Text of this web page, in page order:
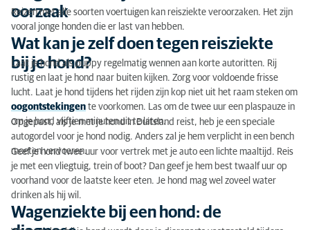
oorzaak
Reizen met alle soorten voertuigen kan reisziekte veroorzaken. Het zijn
vooral jonge honden die er last van hebben.
Wat kan je zelf doen tegen reisziekte
bij je hond?
Laat je hond als puppy regelmatig wennen aan korte autoritten. Rij
rustig en laat je hond naar buiten kijken. Zorg voor voldoende frisse
lucht. Laat je hond tijdens het rijden zijn kop niet uit het raam steken om
oogontstekingen te voorkomen. Las om de twee uur een plaspauze in
om je hond vijftien minuten uit te laten.
Opgepast, als je met je hond in Duitsland reist, heb je een speciale
autogordel voor je hond nodig. Anders zal je hem verplicht in een bench
moeten vervoeren.
Geef je hond twee uur voor vertrek met je auto een lichte maaltijd. Reis
je met een vliegtuig, trein of boot? Dan geef je hem best twaalf uur op
voorhand voor de laatste keer eten. Je hond mag wel zoveel water
drinken als hij wil.
Wagenziekte bij een hond: de